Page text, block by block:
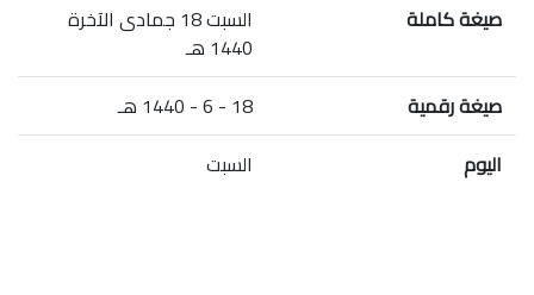
صيغة كاملة
السبت 18 جمادى الآخرة
1440 هـ
صيغة رقمية
18 - 6 - 1440 هـ
اليوم
السبت